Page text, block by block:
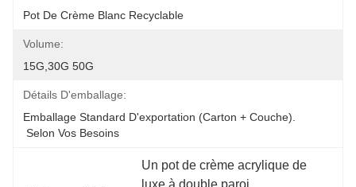
Pot De Crème Blanc Recyclable
Volume:
15G,30G 50G
Détails D'emballage:
Emballage Standard D'exportation (carton + Couche).
Selon Vos Besoins
Un pot de crème acrylique de
luxe à double paroi